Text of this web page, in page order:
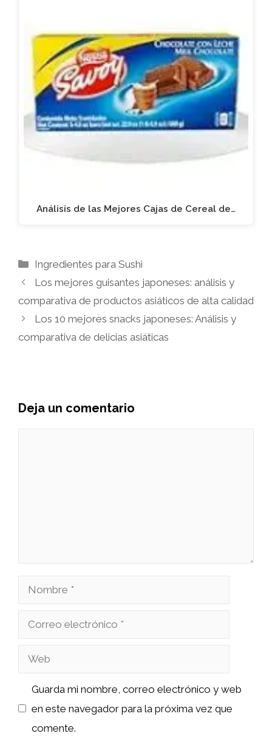
Análisis de las Mejores Cajas de Cereal de…
Categorías
Ingredientes para Sushi
Los mejores guisantes japoneses: análisis y
comparativa de productos asiáticos de alta calidad
Los 10 mejores snacks japoneses: Análisis y
comparativa de delicias asiáticas
Deja un comentario
Nombre
Correo
Web
Guarda mi nombre, correo electrónico y web
en este navegador para la próxima vez que
comente.